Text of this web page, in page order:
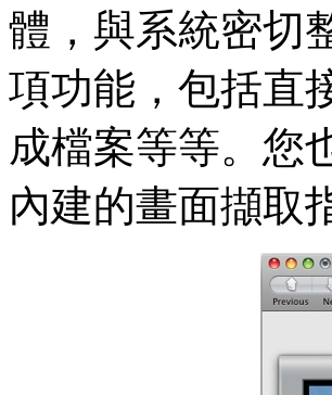
體，與系統密切
項功能，包括直
成檔案等等。您
內建的畫面擷取